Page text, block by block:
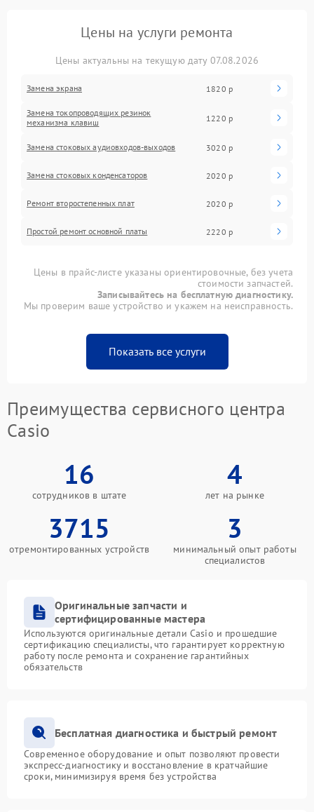
Цены на услуги ремонта
Цены актуальны на текущую дату 07.08.2026
Замена экрана 1820 р
Замена токопроводящих резинок
механизма клавиш
1220 р
Замена стоковых аудиовходов-выходов 3020 р
Замена стоковых конденсаторов 2020 р
Ремонт второстепенных плат 2020 р
Простой ремонт основной платы 2220 р
Цены в прайс-листе указаны ориентировочные, без учета
стоимости запчастей.
Записывайтесь на бесплатную диагностику.
Мы проверим ваше устройство и укажем на неисправность.
Показать все услуги
Преимущества сервисного центра
Casio
16
сотрудников в штате
4
лет на рынке
3715
отремонтированных устройств
3
минимальный опыт работы
специалистов
Оригинальные запчасти и
сертифицированные мастера
Используются оригинальные детали Casio и прошедшие
сертификацию специалисты, что гарантирует корректную
работу после ремонта и сохранение гарантийных
обязательств
Бесплатная диагностика и быстрый ремонт
Современное оборудование и опыт позволяют провести
экспресс-диагностику и восстановление в кратчайшие
сроки, минимизируя время без устройства